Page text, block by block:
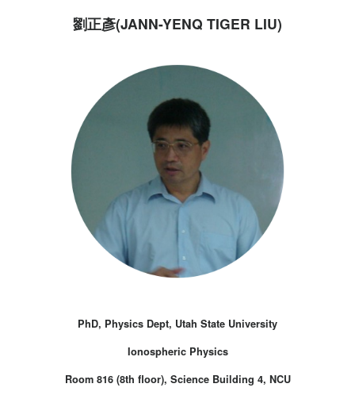
劉正彥(JANN-YENQ TIGER LIU)
PhD, Physics Dept, Utah State University
Ionospheric Physics
Room 816 (8th floor), Science Building 4, NCU